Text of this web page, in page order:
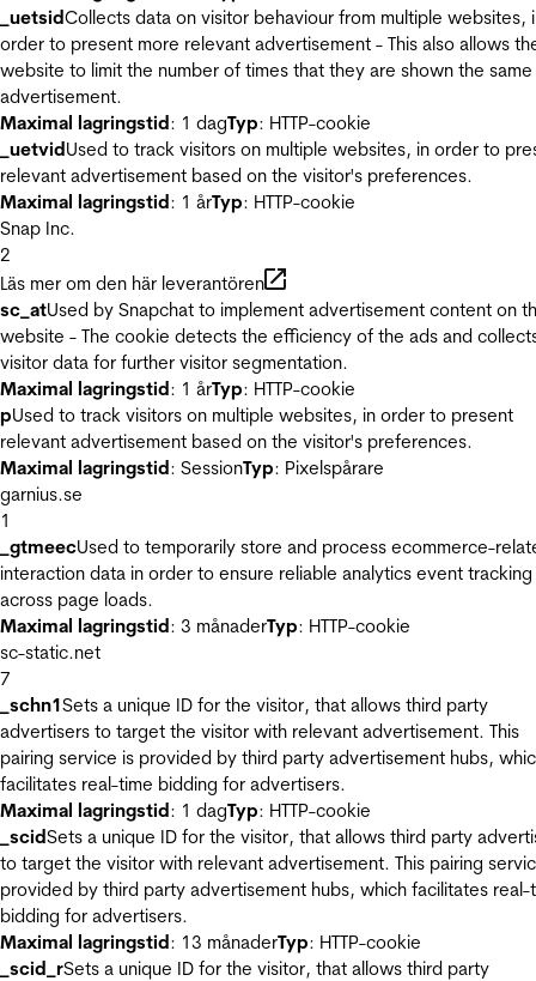
_uetsidCollects data on visitor behaviour from multiple websites,
order to present more relevant advertisement - This also allows
website to limit the number of times that they are shown the same
advertisement.
Maximal lagringstid: 1 dagTyp: HTTP-cookie
_uetvidUsed to track visitors on multiple websites, in order to
relevant advertisement based on the visitor's preferences.
Maximal lagringstid: 1 årTyp: HTTP-cookie
Snap Inc.
2
Läs mer om den här leverantören
sc_atUsed by Snapchat to implement advertisement content on
website - The cookie detects the efficiency of the ads and
visitor data for further visitor segmentation.
Maximal lagringstid: 1 årTyp: HTTP-cookie
pUsed to track visitors on multiple websites, in order to present
relevant advertisement based on the visitor's preferences.
Maximal lagringstid: SessionTyp: Pixelspårare
garnius.se
1
_gtmeecUsed to temporarily store and process ecommerce-
interaction data in order to ensure reliable analytics event tracking
across page loads.
Maximal lagringstid: 3 månaderTyp: HTTP-cookie
sc-static.net
7
_schn1Sets a unique ID for the visitor, that allows third party
advertisers to target the visitor with relevant advertisement. This
pairing service is provided by third party advertisement hubs,
facilitates real-time bidding for advertisers.
Maximal lagringstid: 1 dagTyp: HTTP-cookie
_scidSets a unique ID for the visitor, that allows third party
to target the visitor with relevant advertisement. This pairing
provided by third party advertisement hubs, which facilitates real-
bidding for advertisers.
Maximal lagringstid: 13 månaderTyp: HTTP-cookie
_scid_rSets a unique ID for the visitor, that allows third party